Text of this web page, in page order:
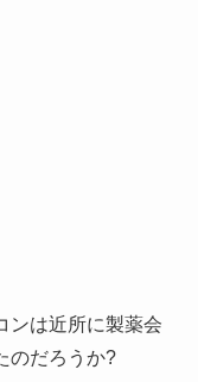
ンは近所に製薬会
のだろうか?